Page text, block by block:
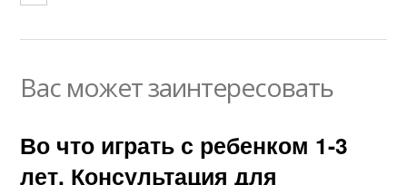
Вас может заинтересовать
Во что играть с ребенком 1-3
лет. Консультация для